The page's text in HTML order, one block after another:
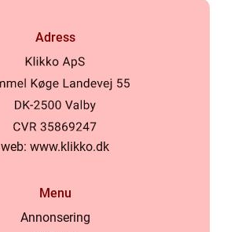
Adress
web: www.klikko.dk
Menu
Annonsering